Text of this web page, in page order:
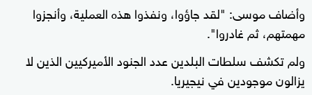
وأضاف موسى: "لقد جاؤوا، ونفذوا هذه العملية، وأنجزوا
مهمتهم، ثم غادروا".
ولم تكشف سلطات البلدين عدد الجنود الأميركيين الذين لا
يزالون موجودين في نيجيريا.